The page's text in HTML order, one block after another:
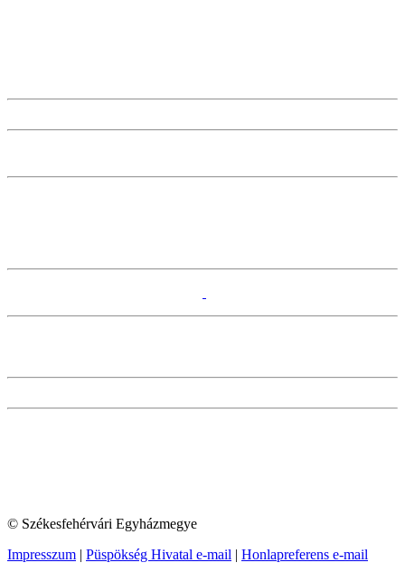
© Székesfehérvári Egyházmegye
Impresszum | Püspökség Hivatal e-mail | Honlapreferens e-mail